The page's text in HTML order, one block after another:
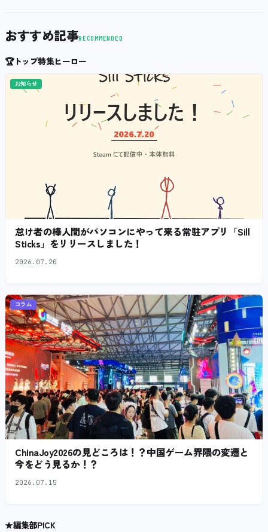
おすすめ記事RECOMMENDED
🏆トップ特集ヒーロー
お知らせ
怠け者の棒人間がパソコンにやって来る常駐アプリ「Sill
Sticks」をリリースしました！
2026.07.20
コラム
ChinaJoy2026の見どころは！？中国ゲーム界隈の変遷と
今をどう見るか！？
2026.07.15
★編集部PICK